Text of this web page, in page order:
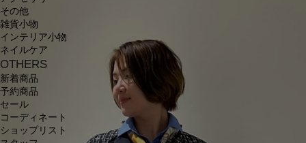
その他
雑貨小物
インテリア小物
ネイルケア
OTHERS
新着商品
予約商品
セール
コーディネート
ショップリスト